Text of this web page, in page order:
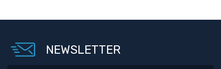
NEWSLETTER